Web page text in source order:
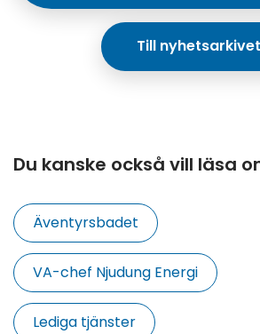
Till nyhetsarkivet
Du kanske också vill läsa
Äventyrsbadet
VA-chef Njudung Energi
Lediga tjänster